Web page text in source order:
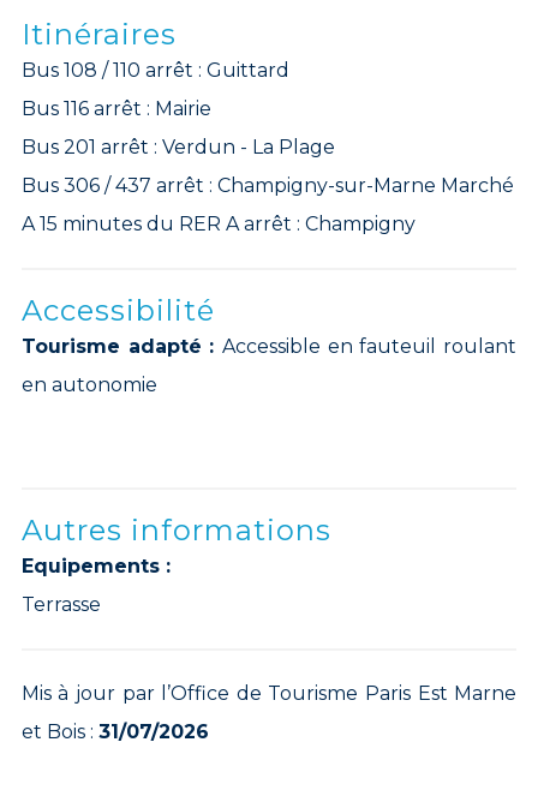
Itinéraires
Bus 108 / 110 arrêt : Guittard
Bus 116 arrêt : Mairie
Bus 201 arrêt : Verdun - La Plage
Bus 306 / 437 arrêt : Champigny-sur-Marne Marché
A 15 minutes du RER A arrêt : Champigny
Accessibilité
Tourisme adapté : Accessible en fauteuil roulant
en autonomie
Autres informations
Equipements :
Terrasse
Mis à jour par l’Office de Tourisme Paris Est Marne
et Bois : 31/07/2026